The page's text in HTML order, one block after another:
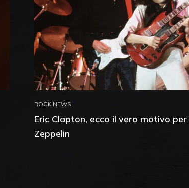
ROCK NEWS
Eric Clapton, ecco il vero motivo
Zeppelin